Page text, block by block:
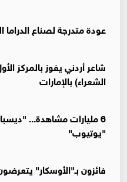
عودة متدرجة لصناع
شاعر أردني يفوز بالمركز
الشعراء) بالإمارات
6 مليارات مشاهدة...
"يوتيوب"
فائزون بـ"الأوسكار"